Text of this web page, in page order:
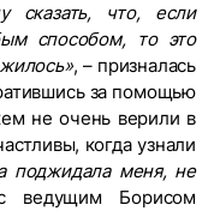
сказать, что, если
способом, то это
, – призналась
за помощью
не очень верили в
когда узнали
поджидала меня, не
ведущим Борисом